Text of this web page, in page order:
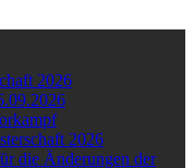
2026
2026
die Änderungen der